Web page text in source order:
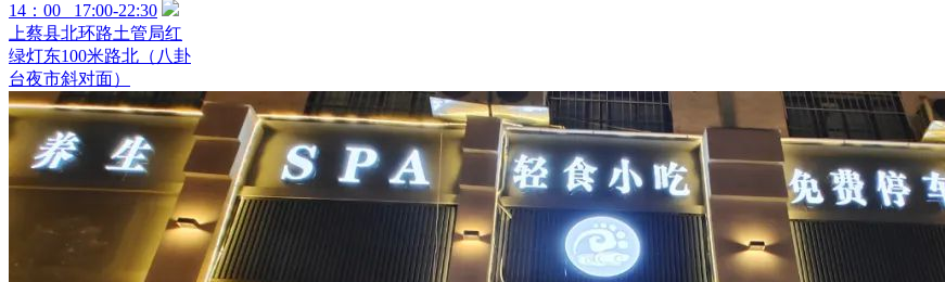
14：00 17:00-22:30
上蔡县北环路土管局红
绿灯东100米路北（八卦
台夜市斜对面）